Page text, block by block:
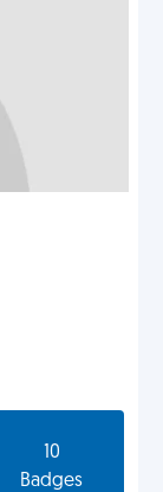
10
Badges